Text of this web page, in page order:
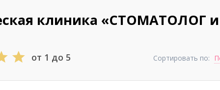
клиника «СТОМАТОЛОГ
от 1 до 5 Сортировать по: